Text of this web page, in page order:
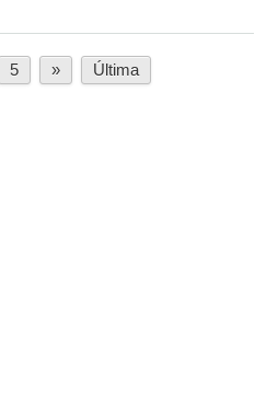
5 » Última